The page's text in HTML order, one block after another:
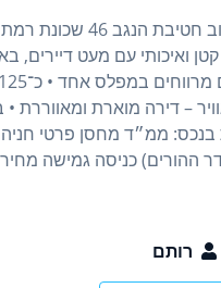
למכירה מיני פנטהאוז מרהיב –
קטן ואיכותי עם מעט
ממ״ד מחסן פרטי
רותם